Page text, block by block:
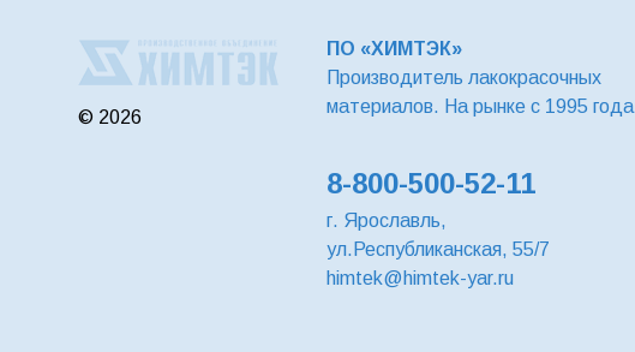
© 2026
ПО «ХИМТЭК»
Производитель лакокрасочных
материалов. На рынке с 1995 года
8-800-500-52-11
г. Ярославль,
ул.Республиканская, 55/7
himtek@himtek-yar.ru